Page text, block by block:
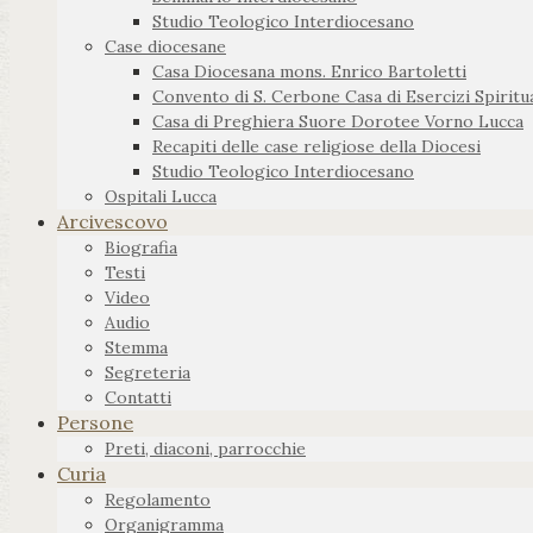
Studio Teologico Interdiocesano
Case diocesane
Casa Diocesana mons. Enrico Bartoletti
Convento di S. Cerbone Casa di Esercizi
Casa di Preghiera Suore Dorotee Vorno Lucca
Recapiti delle case religiose della Diocesi
Studio Teologico Interdiocesano
Ospitali Lucca
Arcivescovo
Biografia
Testi
Video
Audio
Stemma
Segreteria
Contatti
Persone
Preti, diaconi, parrocchie
Curia
Regolamento
Organigramma